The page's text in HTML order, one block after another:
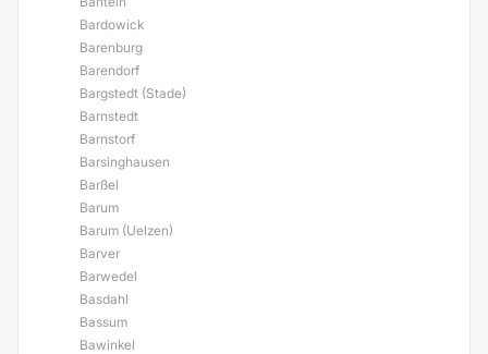
Bardowick
Barenburg
Barendorf
Bargstedt (Stade)
Barnstedt
Barnstorf
Barsinghausen
Barßel
Barum
Barum (Uelzen)
Barver
Barwedel
Basdahl
Bassum
Bawinkel